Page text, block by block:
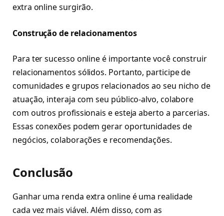
extra online surgirão.
Construção de relacionamentos
Para ter sucesso online é importante você construir
relacionamentos sólidos. Portanto, participe de
comunidades e grupos relacionados ao seu nicho de
atuação, interaja com seu público-alvo, colabore
com outros profissionais e esteja aberto a parcerias.
Essas conexões podem gerar oportunidades de
negócios, colaborações e recomendações.
Conclusão
Ganhar uma renda extra online é uma realidade
cada vez mais viável. Além disso, com as